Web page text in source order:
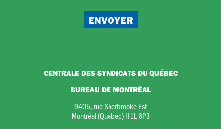
CENTRALE DES SYNDICATS DU QUÉBEC
BUREAU DE MONTRÉAL
9405, rue Sherbrooke Est
Montréal (Québec) H1L 6P3